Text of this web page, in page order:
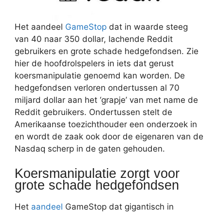
Het aandeel GameStop dat in waarde steeg
van 40 naar 350 dollar, lachende Reddit
gebruikers en grote schade hedgefondsen. Zie
hier de hoofdrolspelers in iets dat gerust
koersmanipulatie genoemd kan worden. De
hedgefondsen verloren ondertussen al 70
miljard dollar aan het ‘grapje’ van met name de
Reddit gebruikers. Ondertussen stelt de
Amerikaanse toezichthouder een onderzoek in
en wordt de zaak ook door de eigenaren van de
Nasdaq scherp in de gaten gehouden.
Koersmanipulatie zorgt voor
grote schade hedgefondsen
Het aandeel GameStop dat gigantisch in